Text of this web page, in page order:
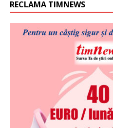
RECLAMA TIMNEWS